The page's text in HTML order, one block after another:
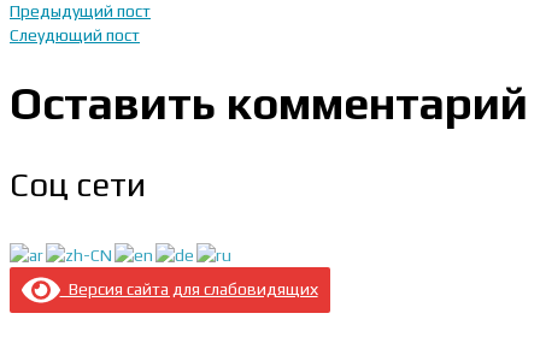
Предыдущий пост
Слеудющий пост
Оставить комментарий
Соц сети
Версия сайта для слабовидящих